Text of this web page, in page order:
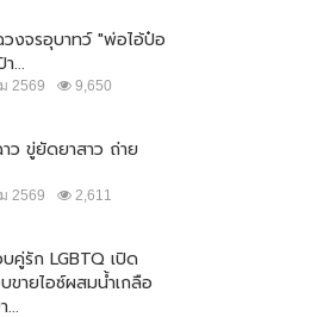
2569 9,650
ขู่ยัดยาสาว ถ่าย
2569 2,611
คู่รัก LGBTQ เปิด
...
2569 2,154